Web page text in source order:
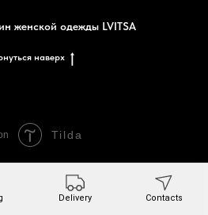
Delivery Contacts
женской одежды LVITSA
наверх
Tilda